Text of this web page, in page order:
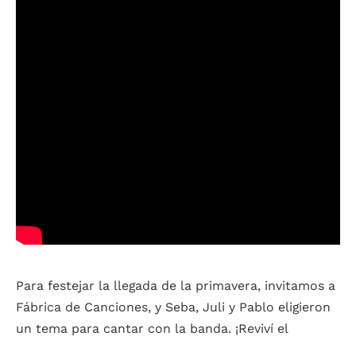
Para festejar la llegada de la primavera, invitamos a
Fábrica de Canciones, y Seba, Juli y Pablo eligieron
un tema para cantar con la banda. ¡Reviví el